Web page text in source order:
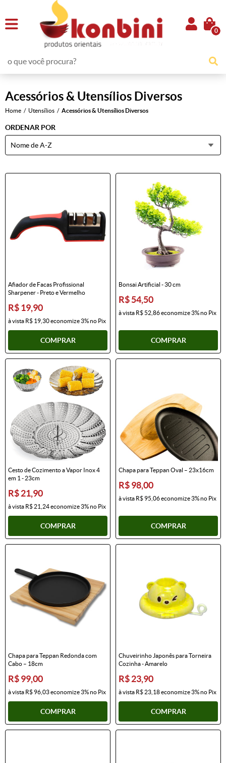
0
Acessórios & Utensílios Diversos
Home Utensílios Acessórios & Utensílios Diversos
ORDENAR POR
Nome de A-Z
Afiador de Facas Profissional
Sharpener - Preto e Vermelho
R$ 19,90
à vista R$ 19,30economize3%no Pix
COMPRAR
Bonsai Artificial - 30 cm
R$ 54,50
à vista R$ 52,86economize3%no Pix
COMPRAR
Cesto de Cozimento a Vapor Inox 4
em 1 - 23cm
R$ 21,90
à vista R$ 21,24economize3%no Pix
COMPRAR
Chapa para Teppan Oval – 23x16cm
R$ 98,00
à vista R$ 95,06economize3%no Pix
COMPRAR
Chapa para Teppan Redonda com
Cabo – 18cm
R$ 99,00
à vista R$ 96,03economize3%no Pix
COMPRAR
Chuveirinho Japonês para Torneira
Cozinha - Amarelo
R$ 23,90
à vista R$ 23,18economize3%no Pix
COMPRAR